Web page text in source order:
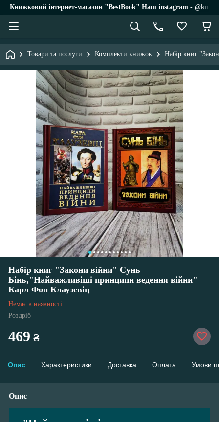
Книжковий інтернет-магазин "BestBook" Наш instagram -
Товари та послуги Комплекти книжок Набір книг
Набір книг "Закони війни" Сунь
Бінь,"Найважливіші принципи ведення війни"
Карл Фон Клаузевіц
Немає в наявності
Роздріб
469 ₴
Опис Характеристики Доставка Оплата Умови
Опис